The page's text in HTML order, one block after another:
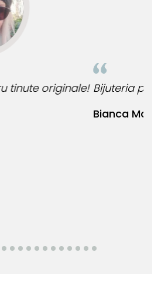
pentru ziua perfecta!